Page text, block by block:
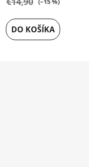
DO KOŠÍKA